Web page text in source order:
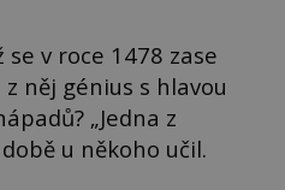
v roce 1478 zase
něj génius s hlavou
„Jedna z
u někoho učil.